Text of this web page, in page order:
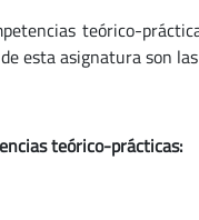
teórico-
esta asignatura son
teórico-prácticas: